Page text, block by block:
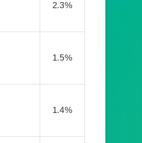
2.3%
1.5%
1.4%